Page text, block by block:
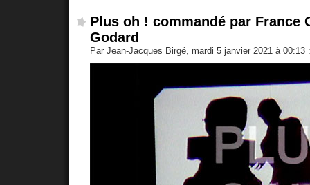
Plus oh ! commandé par France
Godard
Par Jean-Jacques Birgé, mardi 5 janvier 2021 à 00:13